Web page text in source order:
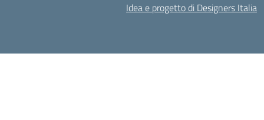
Idea e progetto di Designers Italia